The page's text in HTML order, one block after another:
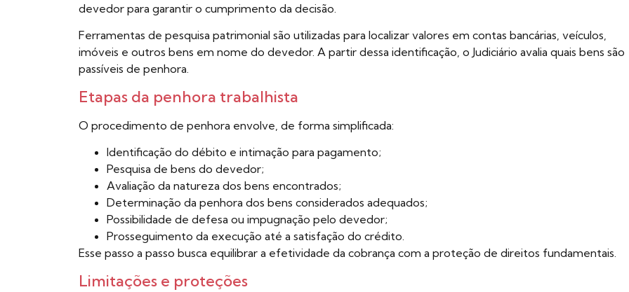
devedor para garantir o cumprimento da decisão.
Ferramentas de pesquisa patrimonial são utilizadas para localizar valores em contas bancárias, veículos,
imóveis e outros bens em nome do devedor. A partir dessa identificação, o Judiciário avalia quais bens são
passíveis de penhora.
Etapas da penhora trabalhista
O procedimento de penhora envolve, de forma simplificada:
Identificação do débito e intimação para pagamento;
Pesquisa de bens do devedor;
Avaliação da natureza dos bens encontrados;
Determinação da penhora dos bens considerados adequados;
Possibilidade de defesa ou impugnação pelo devedor;
Prosseguimento da execução até a satisfação do crédito.
Esse passo a passo busca equilibrar a efetividade da cobrança com a proteção de direitos fundamentais.
Limitações e proteções